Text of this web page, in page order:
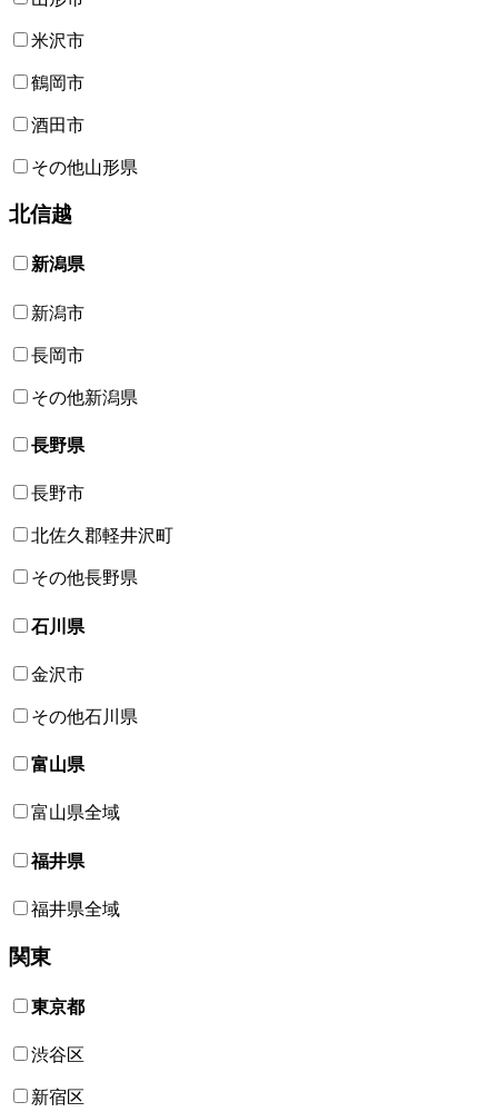
米沢市
鶴岡市
酒田市
その他山形県
北信越
新潟県
新潟市
長岡市
その他新潟県
長野県
長野市
北佐久郡軽井沢町
その他長野県
石川県
金沢市
その他石川県
富山県
富山県全域
福井県
福井県全域
関東
東京都
渋谷区
新宿区